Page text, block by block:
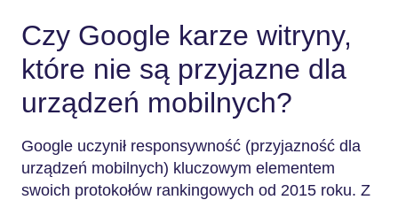
Czy Google karze witryny,
które nie są przyjazne dla
urządzeń mobilnych?
Google uczynił responsywność (przyjazność dla
urządzeń mobilnych) kluczowym elementem
swoich protokołów rankingowych od 2015 roku. Z